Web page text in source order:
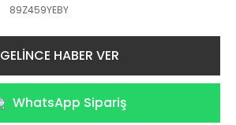
89Z459YEBY
GELİNCE HABER VER
WhatsApp Sipariş